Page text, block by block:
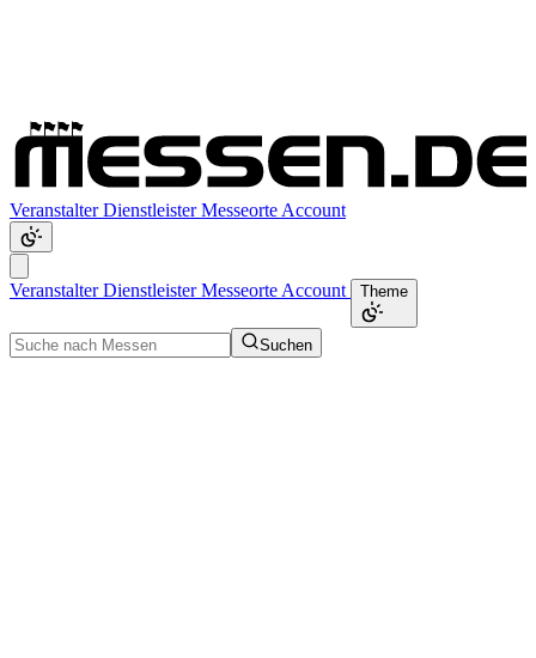
VeranstalterDienstleisterMesseorte Account
VeranstalterDienstleisterMesseorte Account Theme
Suchen